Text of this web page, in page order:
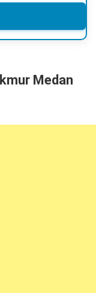
Medan